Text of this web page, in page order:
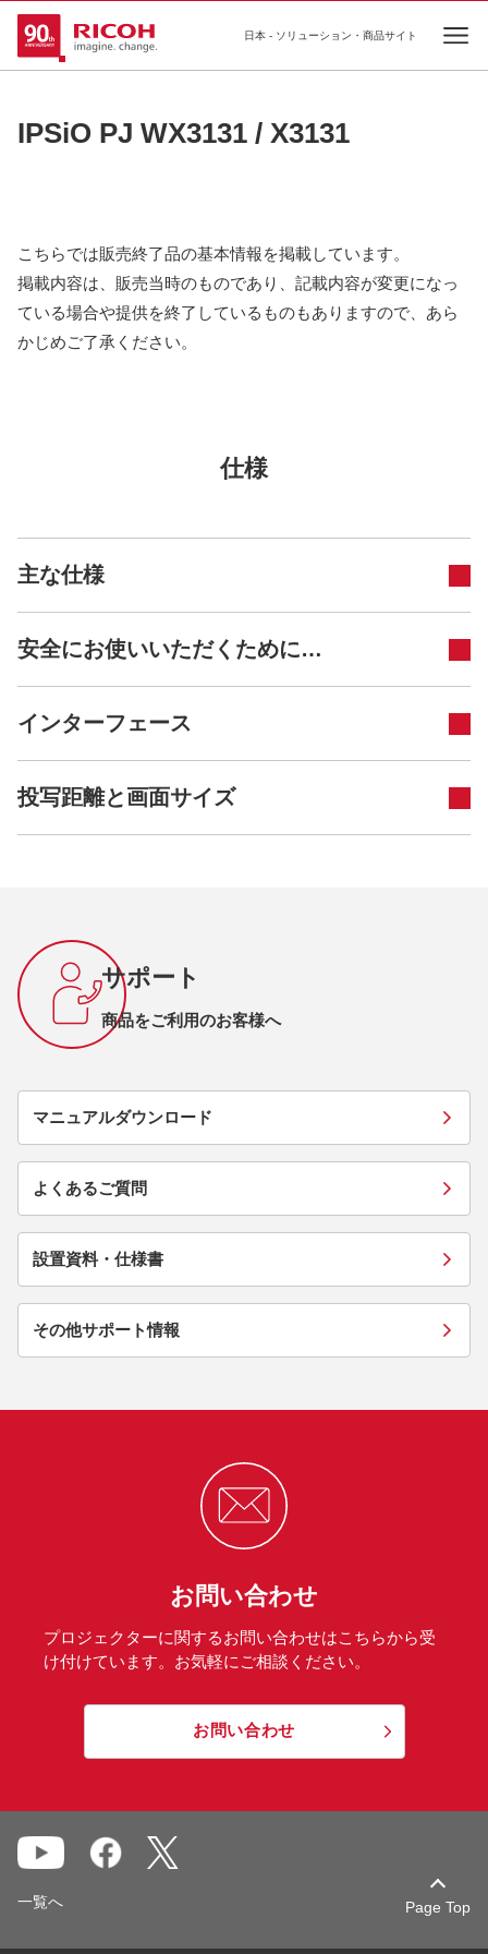
日本 - ソリューション・商品サイト
IPSiO PJ WX3131 / X3131
こちらでは販売終了品の基本情報を掲載しています。
掲載内容は、販売当時のものであり、記載内容が変更になっ
ている場合や提供を終了しているものもありますので、あら
かじめご了承ください。
仕様
主な仕様
安全にお使いいただくために…
インターフェース
投写距離と画面サイズ
サポート
商品をご利用のお客様へ
マニュアルダウンロード
よくあるご質問
設置資料・仕様書
その他サポート情報
お問い合わせ
プロジェクターに関するお問い合わせはこちらから受
け付けています。お気軽にご相談ください。
お問い合わせ
Page Top
一覧へ